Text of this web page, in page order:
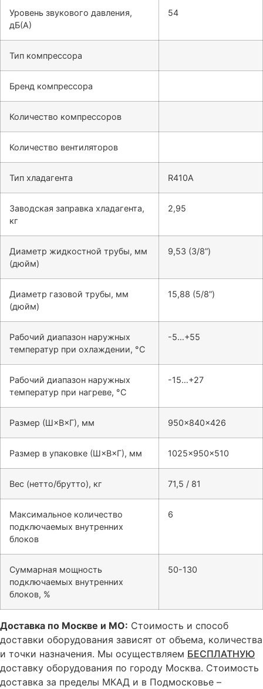
Уровень звукового давления,
дБ(А)
54
Тип компрессора
Бренд компрессора
Количество компрессоров
Количество вентиляторов
Тип хладагента R410A
Заводская заправка хладагента,
кг
2,95
Диаметр жидкостной трубы, мм
(дюйм)
9,53 (3/8”)
Диаметр газовой трубы, мм
(дюйм)
15,88 (5/8”)
Рабочий диапазон наружных
температур при охлаждении, °C
-5…+55
Рабочий диапазон наружных
температур при нагреве, °C
-15…+27
Размер (Ш×В×Г), мм 950×840×426
Размер в упаковке (Ш×В×Г), мм 1025×950×510
Вес (нетто/брутто), кг 71,5 / 81
Максимальное количество
подключаемых внутренних
блоков
6
Суммарная мощность
подключаемых внутренних
блоков, %
50-130
Доставка по Москве и МО: Стоимость и способ
доставки оборудования зависят от объема, количества
и точки назначения. Мы осуществляем БЕСПЛАТНУЮ
доставку оборудования по городу Москва. Стоимость
доставка за пределы МКАД и в Подмосковье –